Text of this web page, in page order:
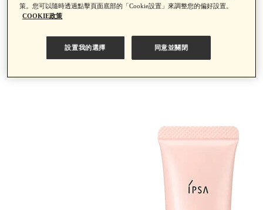
智慧調光妝前乳
策。您可以隨時透過點擊頁面底部的「Cookie設置」來調整您的偏好設置。
COOKIE政策
設置我的選擇 同意並關閉